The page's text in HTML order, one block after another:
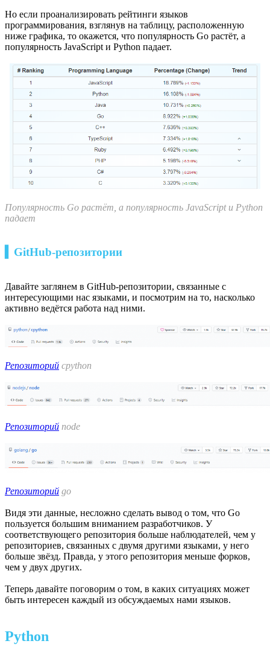
Но если проанализировать рейтинги языков
программирования, взглянув на таблицу, расположенную
ниже графика, то окажется, что популярность Go растёт, а
популярность JavaScript и Python падает.
Популярность Go растёт, а популярность JavaScript и Python
падает
▍GitHub-репозитории
Давайте заглянем в GitHub-репозитории, связанные с
интересующими нас языками, и посмотрим на то, насколько
активно ведётся работа над ними.
Репозиторий cpython
Репозиторий node
Репозиторий go
Видя эти данные, несложно сделать вывод о том, что Go
пользуется большим вниманием разработчиков. У
соответствующего репозитория больше наблюдателей, чем у
репозиториев, связанных с двумя другими языками, у него
больше звёзд. Правда, у этого репозитория меньше форков,
чем у двух других.
Теперь давайте поговорим о том, в каких ситуациях может
быть интересен каждый из обсуждаемых нами языков.
Python